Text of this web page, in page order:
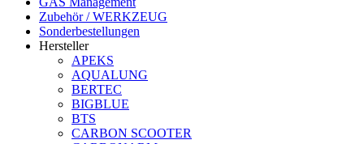
Zubehör / WERKZEUG
Sonderbestellungen
Hersteller
APEKS
AQUALUNG
BERTEC
BIGBLUE
BTS
CARBON SCOOTER